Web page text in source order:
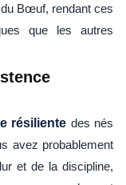
Bœuf, rendant ces
que les autres
résiliente des nés
avez probablement
et de la discipline,